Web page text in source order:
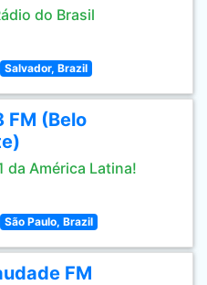
do Brasil
Salvador, Brazil
FM (Belo
da América Latina!
São Paulo, Brazil
FM